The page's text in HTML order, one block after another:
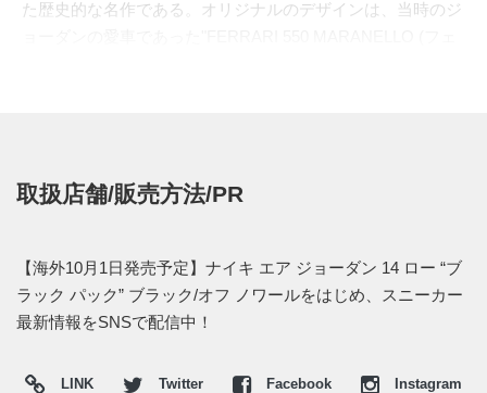
た歴史的な名作である。オリジナルのデザインは、当時のジ
今回新たにスタンバイしているのは、足元を軽快に見せるロ
ストリッチ素材が採用されると報じられている。ブラックで
統一されたソールユニットのサポートパーツには無機質なグ
レーを差し込み、全体をシックなモノクロームカラーで構
マテリアルが見事に交差する、重厚で洗練された仕上がりと
取扱店舗/販売方法/PR
【海外10月1日発売予定】ナイキ エア ジョーダン 14 ロー “ブ
ラック パック” ブラック/オフ ノワールをはじめ、スニーカー
最新情報をSNSで配信中！
LINK Twitter Facebook Instagram